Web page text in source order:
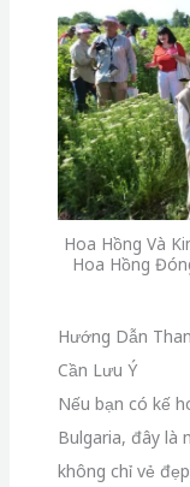
Hoa Hồng Và
Hoa Hồng
Hướng Dẫn
Cần Lưu Ý
Nếu bạn có kế
Bulgaria, đây là
không chỉ vẻ